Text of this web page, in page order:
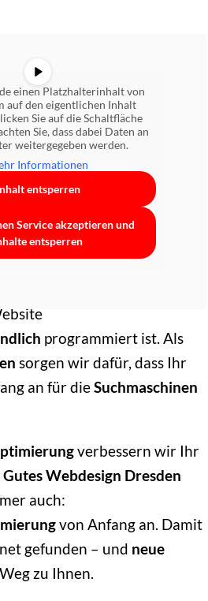
werden
Erklärvideo was
(SEO) ist und wie Sie
auf Platz 1 bringen!
nützt nichts, wenn Sie bei
programmiert ist. Als
sorgen wir dafür, dass Ihr
an für dieSuchmaschinen
verbessern wir Ihr
Gutes Webdesign Dresden
auch:
von Anfang an. Damit
gefunden – und neue
zu Ihnen.
einen Platzhalterinhalt von
auf den eigentlichen Inhalt
Sie auf die Schaltfläche
Sie, dass dabei Daten an
weitergegeben werden.
Informationen
entsperren
Service akzeptieren und
entsperren